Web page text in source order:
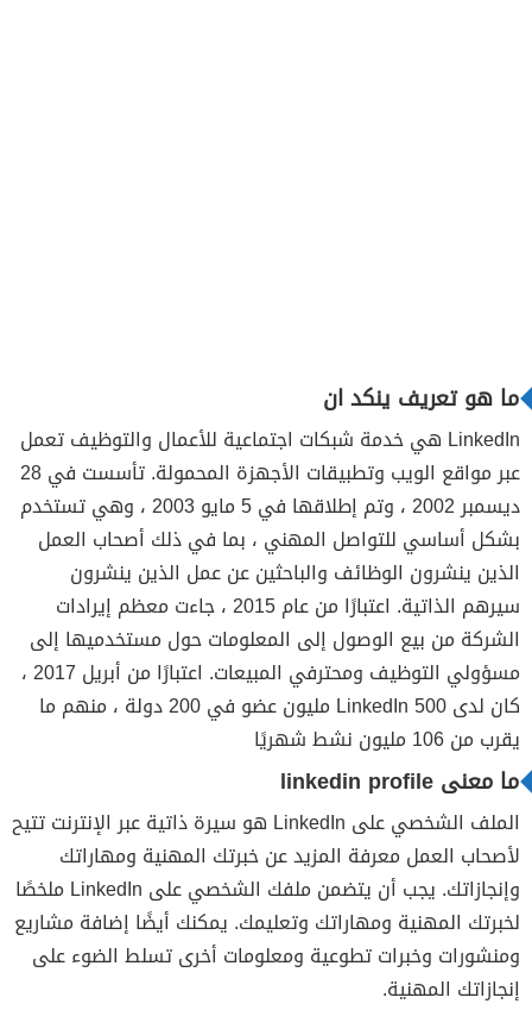
ما هو تعريف ينكد ان
LinkedIn هي خدمة شبكات اجتماعية للأعمال والتوظيف تعمل
عبر مواقع الويب وتطبيقات الأجهزة المحمولة. تأسست في 28
ديسمبر 2002 ، وتم إطلاقها في 5 مايو 2003 ، وهي تستخدم
بشكل أساسي للتواصل المهني ، بما في ذلك أصحاب العمل
الذين ينشرون الوظائف والباحثين عن عمل الذين ينشرون
سيرهم الذاتية. اعتبارًا من عام 2015 ، جاءت معظم إيرادات
الشركة من بيع الوصول إلى المعلومات حول مستخدميها إلى
مسؤولي التوظيف ومحترفي المبيعات. اعتبارًا من أبريل 2017 ،
كان لدى LinkedIn 500 مليون عضو في 200 دولة ، منهم ما
يقرب من 106 مليون نشط شهريًا
ما معنى linkedin profile
الملف الشخصي على LinkedIn هو سيرة ذاتية عبر الإنترنت تتيح
لأصحاب العمل معرفة المزيد عن خبرتك المهنية ومهاراتك
وإنجازاتك. يجب أن يتضمن ملفك الشخصي على LinkedIn ملخصًا
لخبرتك المهنية ومهاراتك وتعليمك. يمكنك أيضًا إضافة مشاريع
ومنشورات وخبرات تطوعية ومعلومات أخرى تسلط الضوء على
إنجازاتك المهنية.